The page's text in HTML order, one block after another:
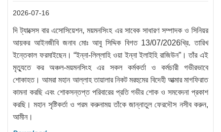
2026-07-16
দি ট্যাক্সেস বার এসোসিয়েশন, ময়মনসিংহ এর সাবেক সাধারণ সম্পাদক ও সিনিয়র
আয়কর আইনজীবি জনাব মোঃ আবু সিদ্দিক বিগত 13/07/2026খ্রি. তারিখ
ইন্তেকাল ফরমাইছেন। “ইন্না-লিল্লাহি ওয়া ইন্না ইলাইহি রাজিউন”। তাঁর এই
মৃত্যুতে কর অঞ্চল-ময়মনসিংহ এর সকল কর্মকর্তা ও কর্মচারী গভীরভাবে
শোকাহত। আমরা মহান আল্লাহ তায়ালার নিকট মরহুমের বিদেহী আত্মার মাগফিরাত
কামনা করছি এবং শোকসন্তপ্ত পরিবারের প্রতি গভীর শোক ও সমবেদনা প্রকাশ
করছি। মহান সৃষ্টিকর্তা ও পরম করুনাময় তাঁকে জান্নাতুল ফেরদৌস নসীব করুন,
আমীন।